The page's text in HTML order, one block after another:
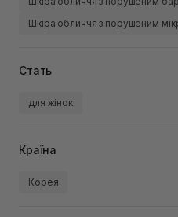
Шкіра обличчя з порушеним
Стать
для жінок
Країна
Корея